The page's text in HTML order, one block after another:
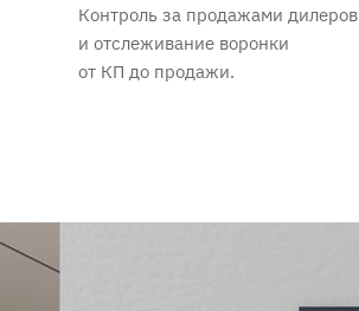
Контроль за продажами дилеров
и отслеживание воронки
от КП до продажи.